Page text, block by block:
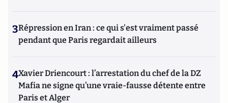
3Répression en Iran : ce qui s'est vraiment passé
pendant que Paris regardait ailleurs
4Xavier Driencourt : l’arrestation du chef de la DZ
Mafia ne signe qu’une vraie-fausse détente entre
Paris et Alger